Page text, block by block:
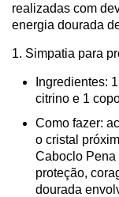
realizadas com
energia dourada
1. Simpatia para
Ingredientes:
citrino e 1
Como fazer:
o cristal
Caboclo Pena
proteção,
dourada